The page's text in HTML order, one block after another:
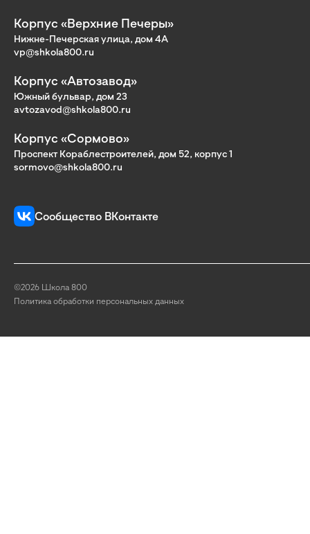
Корпус «Верхние Печеры»
Нижне-Печерская улица, дом 4А
vp@shkola800.ru
Корпус «Автозавод»
Южный бульвар, дом 23
avtozavod@shkola800.ru
Корпус «Сормово»
Проспект Кораблестроителей, дом 52, корпус 1
sormovo@shkola800.ru
Сообщество ВКонтакте
©2026 Школа 800
Политика обработки персональных данных